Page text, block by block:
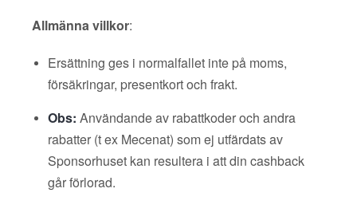
Allmänna villkor:
Ersättning ges i normalfallet inte på moms,
försäkringar, presentkort och frakt.
Obs: Användande av rabattkoder och andra
rabatter (t ex Mecenat) som ej utfärdats av
Sponsorhuset kan resultera i att din cashback
går förlorad.